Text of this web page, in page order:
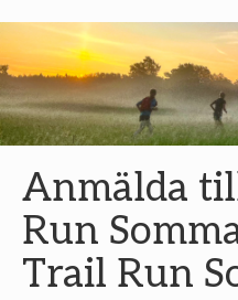
Anmälda
Run
Trail Run